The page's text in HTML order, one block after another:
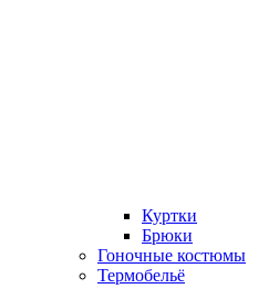
Куртки
Брюки
Гоночные костюмы
Термобельё